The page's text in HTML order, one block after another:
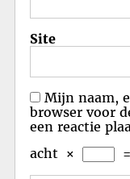
Site
Mijn naam,
browser voor
een reactie
acht × =